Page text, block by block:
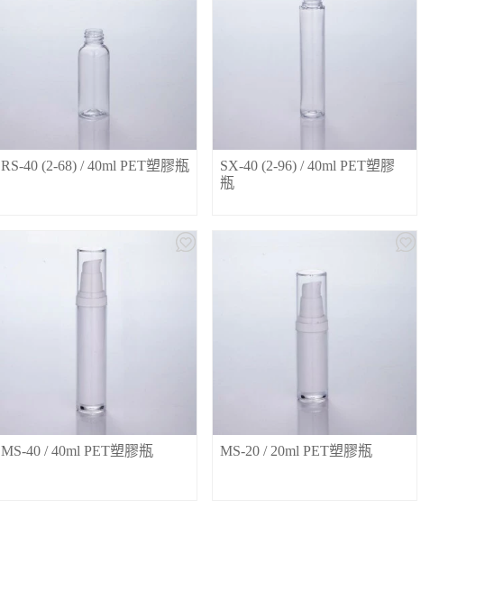
RS-40 (2-68) / 40ml PET塑膠瓶
SX-40 (2-96) / 40ml PET塑膠
瓶
MS-40 / 40ml PET塑膠瓶 MS-20 / 20ml PET塑膠瓶